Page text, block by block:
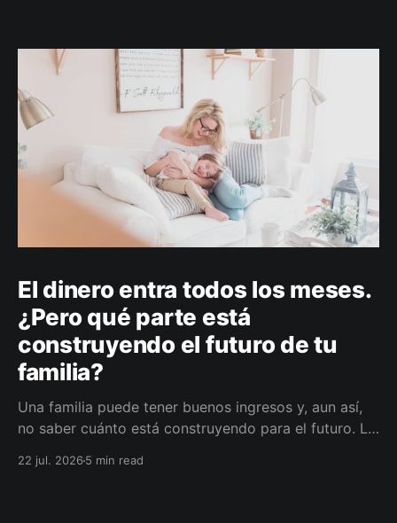
El dinero entra todos los meses.
¿Pero qué parte está
construyendo el futuro de tu
familia?
Una familia puede tener buenos ingresos y, aun así,
no saber cuánto está construyendo para el futuro. La
darle a cada parte del ingreso un propósito, un plazo
22 jul. 20265 min read